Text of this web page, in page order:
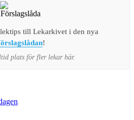
till Lekarkivet i den nya
!
plats för fler lekar här.